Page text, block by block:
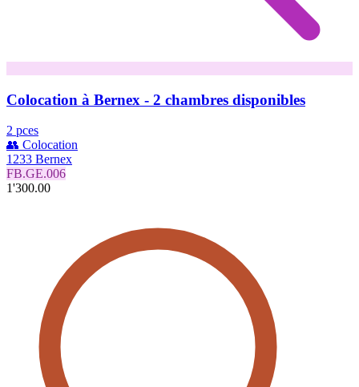
Colocation à Bernex - 2 chambres disponibles
2 pces
👥 Colocation
1233 Bernex
FB.GE.006
1'300.00